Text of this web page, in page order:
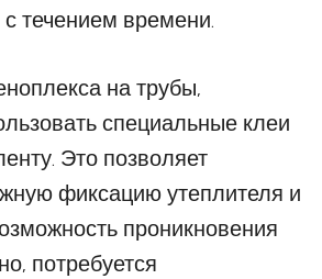
с течением времени.
на трубы,
специальные клеи
Это позволяет
фиксацию утеплителя и
проникновения
потребуется